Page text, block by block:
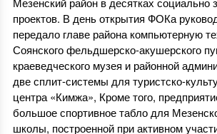
проектов. В день открытия ФОКа
передало главе района компьютерную
Соянского фельдшерско-акушерского
краеведческого музея и районной
две сплит-системы для туристско-
центра «Кимжа», Кроме того,
большое спортивное табло для
школы, построенной при активном